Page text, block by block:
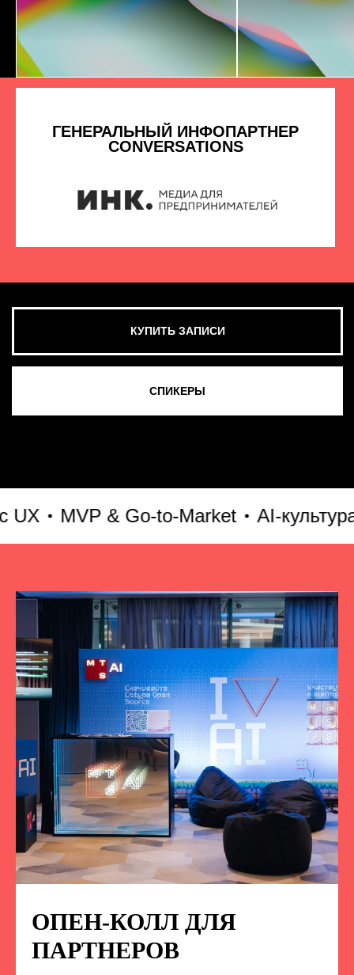
MVP & Go-to-Market AI-культура и
ОПЕН-КОЛЛ ДЛЯ
ПАРТНЕРОВ
ПОДПИСЫВАЙТЕСЬ
НА НАС В СОЦСЕТЯХ